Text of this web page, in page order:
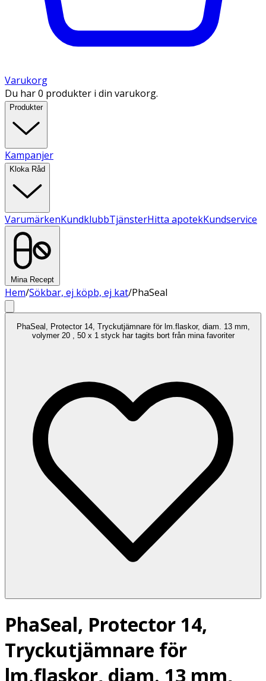
Varukorg
Du har 0 produkter i din varukorg.
Produkter
Kampanjer
Kloka Råd
VarumärkenKundklubbTjänsterHitta apotekKundservice
Mina Recept
Hem/Sökbar, ej köpb, ej kat/PhaSeal
PhaSeal, Protector 14, Tryckutjämnare för lm.flaskor, diam. 13 mm,
volymer 20 , 50 x 1 styck har tagits bort från mina favoriter
PhaSeal, Protector 14,
Tryckutjämnare för
lm.flaskor, diam. 13 mm,